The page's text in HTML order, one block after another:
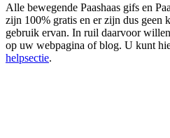
Alle bewegende Paashaas gifs en
zijn 100% gratis en er zijn dus geen
gebruik ervan. In ruil daarvoor
op uw webpagina of blog. U kunt
helpsectie.